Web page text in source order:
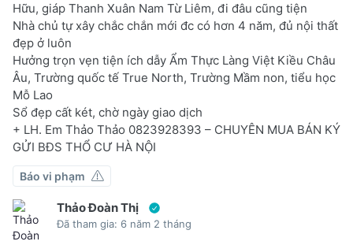
Hữu, giáp Thanh Xuân Nam Từ Liêm, đi đâu cũng tiện
Nhà chủ tự xây chắc chắn mới đc có hơn 4 năm, đủ nội thất
đẹp ở luôn
Hưởng trọn vẹn tiện ích dẫy Ẩm Thực Làng Việt Kiều Châu
Âu, Trường quốc tế True North, Trường Mầm non, tiểu học
Mỗ Lao
Sổ đẹp cất két, chờ ngày giao dịch
+ LH. Em Thảo Thảo 0823928393 – CHUYÊN MUA BÁN KÝ
GỬI BĐS THỔ CƯ HÀ NỘI
Báo vi phạm
Thảo Đoàn Thị
Đã tham gia: 6 năm 2 tháng